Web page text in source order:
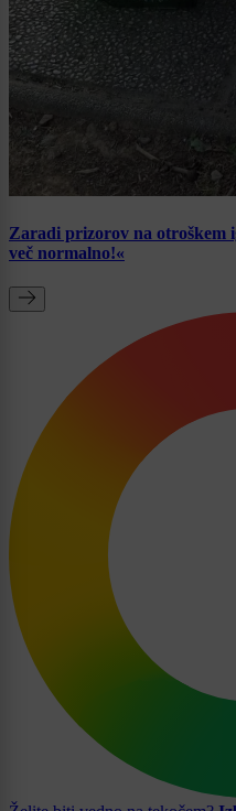
Zaradi prizorov na otroškem
več normalno!«